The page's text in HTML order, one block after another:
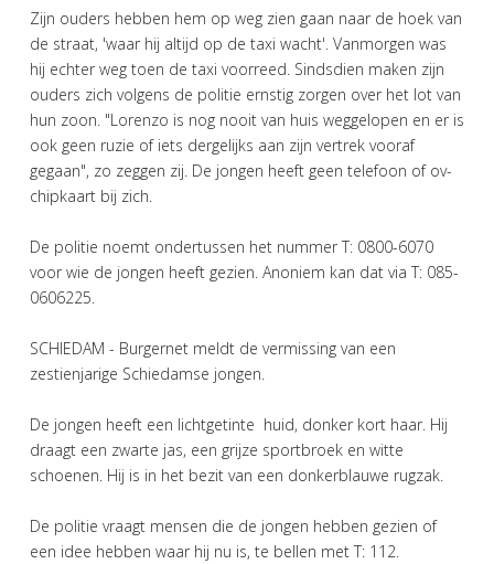
Zijn ouders hebben hem op weg zien gaan naar de hoek van
de straat, 'waar hij altijd op de taxi wacht'. Vanmorgen was
hij echter weg toen de taxi voorreed. Sindsdien maken zijn
ouders zich volgens de politie ernstig zorgen over het lot van
hun zoon. "Lorenzo is nog nooit van huis weggelopen en er is
ook geen ruzie of iets dergelijks aan zijn vertrek vooraf
gegaan", zo zeggen zij. De jongen heeft geen telefoon of ov-
chipkaart bij zich.
De politie noemt ondertussen het nummer T: 0800-6070
voor wie de jongen heeft gezien. Anoniem kan dat via T: 085-
0606225.
SCHIEDAM - Burgernet meldt de vermissing van een
zestienjarige Schiedamse jongen.
De jongen heeft een lichtgetinte huid, donker kort haar. Hij
draagt een zwarte jas, een grijze sportbroek en witte
schoenen. Hij is in het bezit van een donkerblauwe rugzak.
De politie vraagt mensen die de jongen hebben gezien of
een idee hebben waar hij nu is, te bellen met T: 112.